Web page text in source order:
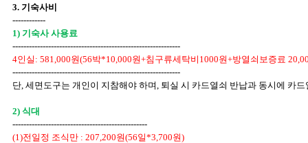
3. 기숙사비
------------
1) 기숙사 사용료
-------------------------------------------------------------
4인실: 581,000원(56박*10,000원+침구류세탁비1000원+방열쇠보증료
-------------------------------------------------------------
단, 세면도구는 개인이 지참해야 하며, 퇴실 시 카드열쇠 반납과 동시에 카
2) 식대
-------------------------------------------------
(1)전일정 조식만 : 207,200원(56일*3,700원)